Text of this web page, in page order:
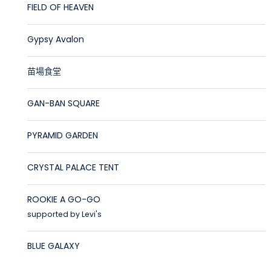
FIELD OF HEAVEN
Gypsy Avalon
苗場食堂
GAN-BAN SQUARE
PYRAMID GARDEN
CRYSTAL PALACE TENT
ROOKIE A GO-GO
supported by Levi's
BLUE GALAXY